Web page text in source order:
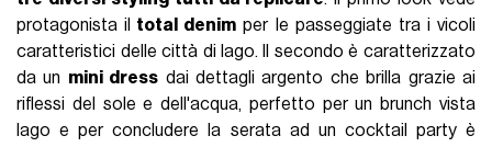
protagonista il
total denim per le passeggiate tra i vicoli
caratteristici delle città di lago. Il secondo è caratterizzato
da un mini dress dai dettagli argento che brilla grazie ai
riflessi del sole e dell'acqua, perfetto per un brunch vista
lago e per concludere la serata ad un cocktail party è